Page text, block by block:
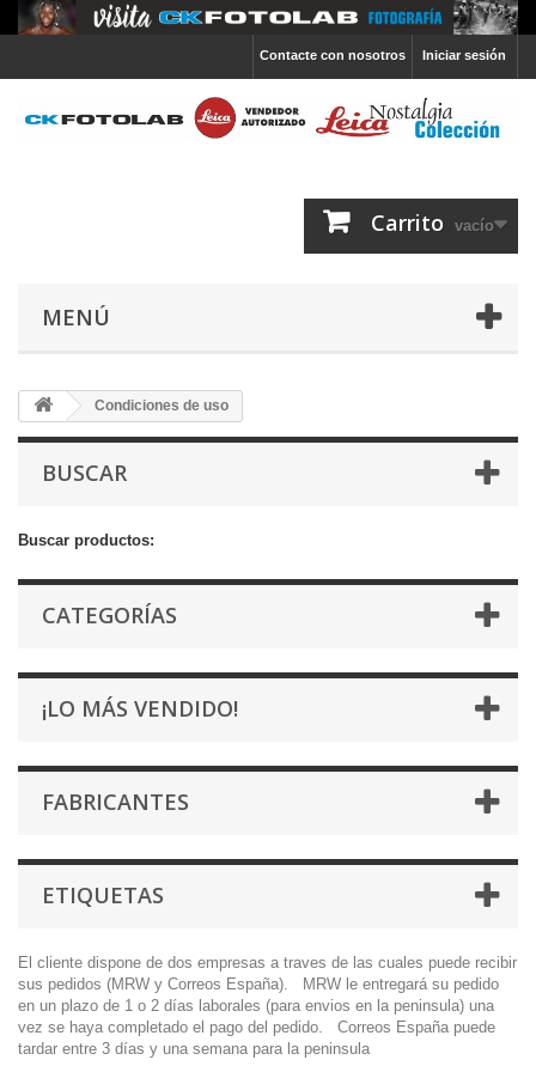
Iniciar sesión
Contacte con nosotros
Carrito vacío
MENÚ
Condiciones de uso
BUSCAR
Buscar productos:
CATEGORÍAS
¡LO MÁS VENDIDO!
FABRICANTES
ETIQUETAS
El cliente dispone de dos empresas a traves de las cuales puede recibir
sus pedidos (MRW y Correos España). MRW le entregará su pedido
en un plazo de 1 o 2 días laborales (para envios en la peninsula) una
vez se haya completado el pago del pedido. Correos España puede
tardar entre 3 días y una semana para la peninsula